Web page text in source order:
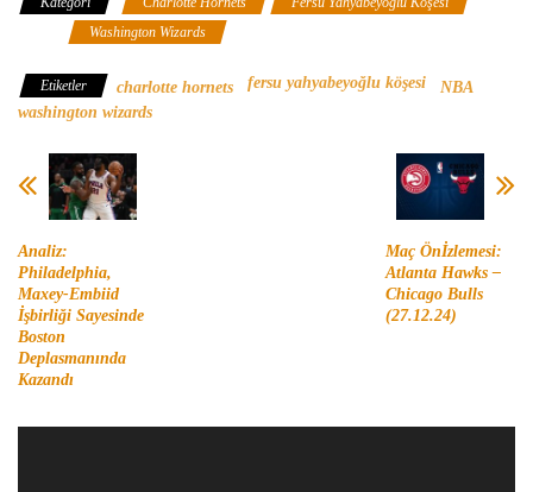
Washington Wizards
Etiketler charlotte hornets fersu yahyabeyoğlu köşesi
NBA
washington wizards
Analiz:
Philadelphia,
Maxey-Embiid
İşbirliği Sayesinde
Boston
Deplasmanında
Kazandı
Maç Önİzlemesi:
Atlanta Hawks –
Chicago Bulls
(27.12.24)